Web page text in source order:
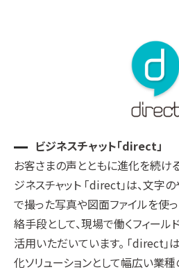
ビジネスチャット「direct」
お客さまの声とともに進化を続け
ジネスチャット 「direct」は、文字
で撮った写真や図面ファイルを使
絡手段として、現場で働くフィー
活用いただいています。 「direct」
化ソリューションとして幅広い業